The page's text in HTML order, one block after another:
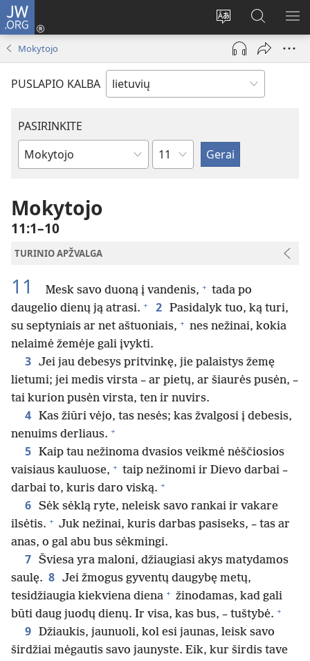
JW.ORG
Pakeisti
svetainės
kalbą
Prisijungti
(atsiveria
naujas
langas)
Paieška
svetainėje
JW.ORG
Mokytojo
PUSLAPIO KALBA
PASIRINKITE
Biblijos
skyrius
Mokytojo
11:1–10
TURINIO APŽVALGA
11 Mesk savo duoną į vandenis, + tada po
daugelio dienų ją atrasi. + 2 Pasidalyk tuo, ką turi,
su septyniais ar net aštuoniais, + nes nežinai, kokia
nelaimė žemėje gali įvykti.
3 Jei jau debesys pritvinkę, jie palaistys žemę
lietumi; jei medis virsta – ar pietų, ar šiaurės pusėn, –
tai kurion pusėn virsta, ten ir nuvirs.
4 Kas žiūri vėjo, tas nesės; kas žvalgosi į debesis,
nenuims derliaus. +
5 Kaip tau nežinoma dvasios veikmė nėščiosios
vaisiaus kauluose, + taip nežinomi ir Dievo darbai –
darbai to, kuris daro viską. +
6 Sėk sėklą ryte, neleisk savo rankai ir vakare
ilsėtis. + Juk nežinai, kuris darbas pasiseks, – tas ar
anas, o gal abu bus sėkmingi.
7 Šviesa yra maloni, džiaugiasi akys matydamos
saulę. 8 Jei žmogus gyventų daugybę metų,
tesidžiaugia kiekviena diena + žinodamas, kad gali
būti daug juodų dienų. Ir visa, kas bus, – tuštybė. +
9 Džiaukis, jaunuoli, kol esi jaunas, leisk savo
širdžiai mėgautis savo jaunyste. Eik, kur širdis tave